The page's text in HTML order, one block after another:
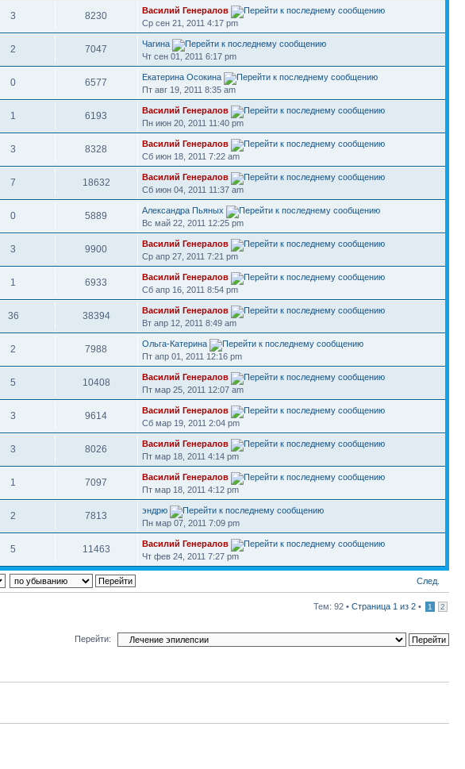
3 8230
Василий Генералов
Ср сен 21, 2011 4:17 pm
2 7047
Чагина
Чт сен 01, 2011 6:17 pm
0 6577
Екатерина Осокина
Пт авг 19, 2011 8:35 am
1 6193
Василий Генералов
Пн июн 20, 2011 11:40 pm
3 8328
Василий Генералов
Сб июн 18, 2011 7:22 am
7 18632
Василий Генералов
Сб июн 04, 2011 11:37 am
0 5889
Александра Пьяных
Вс май 22, 2011 12:25 pm
3 9900
Василий Генералов
Ср апр 27, 2011 7:21 pm
1 6933
Василий Генералов
Сб апр 16, 2011 8:54 pm
36 38394
Василий Генералов
Вт апр 12, 2011 8:49 am
2 7988
Ольга-Катерина
Пт апр 01, 2011 12:16 pm
5 10408
Василий Генералов
Пт мар 25, 2011 12:07 am
3 9614
Василий Генералов
Сб мар 19, 2011 2:04 pm
3 8026
Василий Генералов
Пт мар 18, 2011 4:14 pm
1 7097
Василий Генералов
Пт мар 18, 2011 4:12 pm
2 7813
эндрю
Пн мар 07, 2011 7:09 pm
5 11463
Василий Генералов
Чт фев 24, 2011 7:27 pm
След.
Тем: 92 • Страница 1 из 2 • 1 2
Перейти: